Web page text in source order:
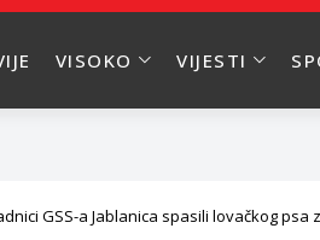
VISOKO VIJESTI
GSS-a Jablanica spasili lovačkog psa